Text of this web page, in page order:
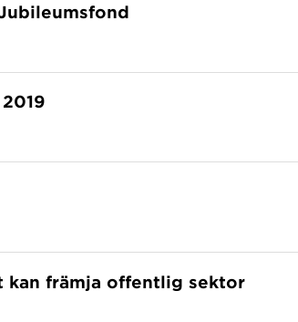
kan främja offentlig sektor